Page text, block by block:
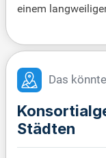
einem
Das
Städten